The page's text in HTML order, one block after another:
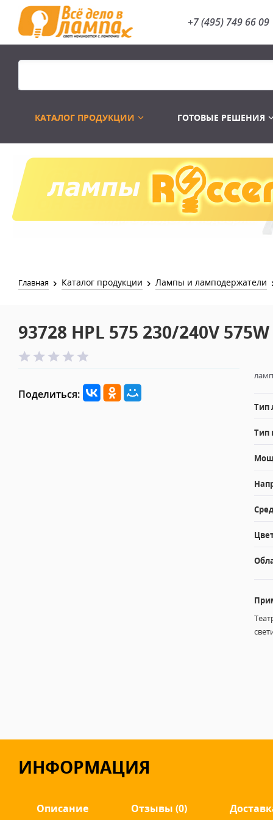
+7 (495) 749 66 09
КАТАЛОГ ПРОДУКЦИИ
Распродажа Лампы
ГОТОВЫЕ РЕШЕНИЯ
Главная Каталог продукции Лампы и ламподержатели
93728 HPL 575 230/240V
Поделиться:
Тип
Тип
ИНФОРМАЦИЯ
Описание Отзывы (0)